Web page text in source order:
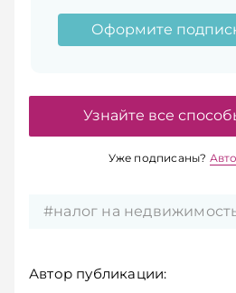
Оформите
Узнайте все
Уже подписаны?
#налог на
Автор публикации: